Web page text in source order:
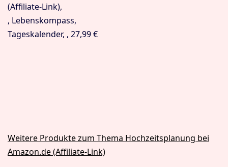
(Affiliate-Link),
, Lebenskompass,
Tageskalender, , 27,99 €
Weitere Produkte zum Thema Hochzeitsplanung bei
Amazon.de (Affiliate-Link)